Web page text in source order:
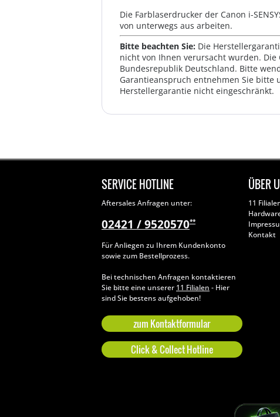
Die Farblaserdrucker der Canon i-
von unterwegs aus arbeiten.
Bitte beachten Sie: Die
nicht von Ihnen verursacht wurden.
Bundesrepublik Deutschland. Bitte
Garantieanspruch entnehmen Sie bitte
Herstellergarantie nicht eingeschränkt.
SERVICE HOTLINE
Aftersales Anfragen unter:
02421 / 9520570**
Für Anliegen zu Ihrem Kundenkonto
sowie zum Bestellprozess.
Bei technischen Anfragen kontaktieren
Sie bitte eine unserer 11 Filialen - Hier
sind Sie bestens aufgehoben!
zum Kontaktformular
Click & Collect Hotline
ÜBER
11
Kontakt